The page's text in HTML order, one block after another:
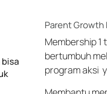
Parent Growth
Membership 1
bertumbuh
program aksi